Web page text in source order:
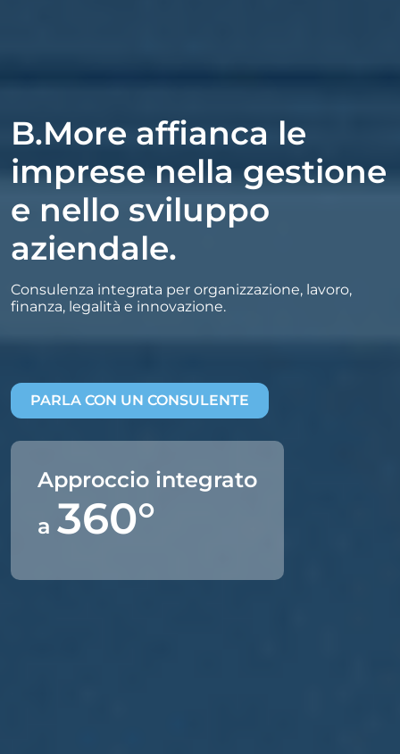
B.More affianca le
imprese nella gestione
e nello sviluppo
aziendale.
Consulenza integrata per organizzazione, lavoro,
finanza, legalità e innovazione.
PARLA CON UN CONSULENTE
Approccio integrato
a 360°